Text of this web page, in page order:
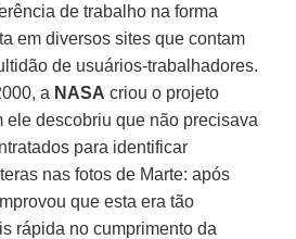
de trabalho na forma
em diversos sites que contam
de usuários-trabalhadores.
a NASA criou o projeto
ele descobriu que não precisava
para identificar
nas fotos de Marte: após
que esta era tão
rápida no cumprimento da